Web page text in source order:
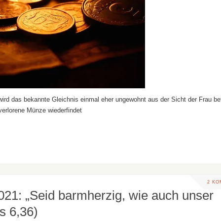
das bekannte Gleichnis einmal eher ungewohnt aus der Sicht der Frau
Münze wiederfindet
2
„Seid barmherzig, wie auch unser
6,36)